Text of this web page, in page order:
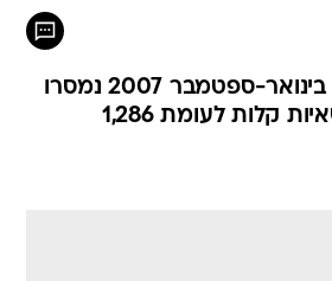
איגוד יבואני הרכב: בינואר-ספטמבר 2007 נמסרו
בישראל 1,434 משאיות קלות לעומת 1,286